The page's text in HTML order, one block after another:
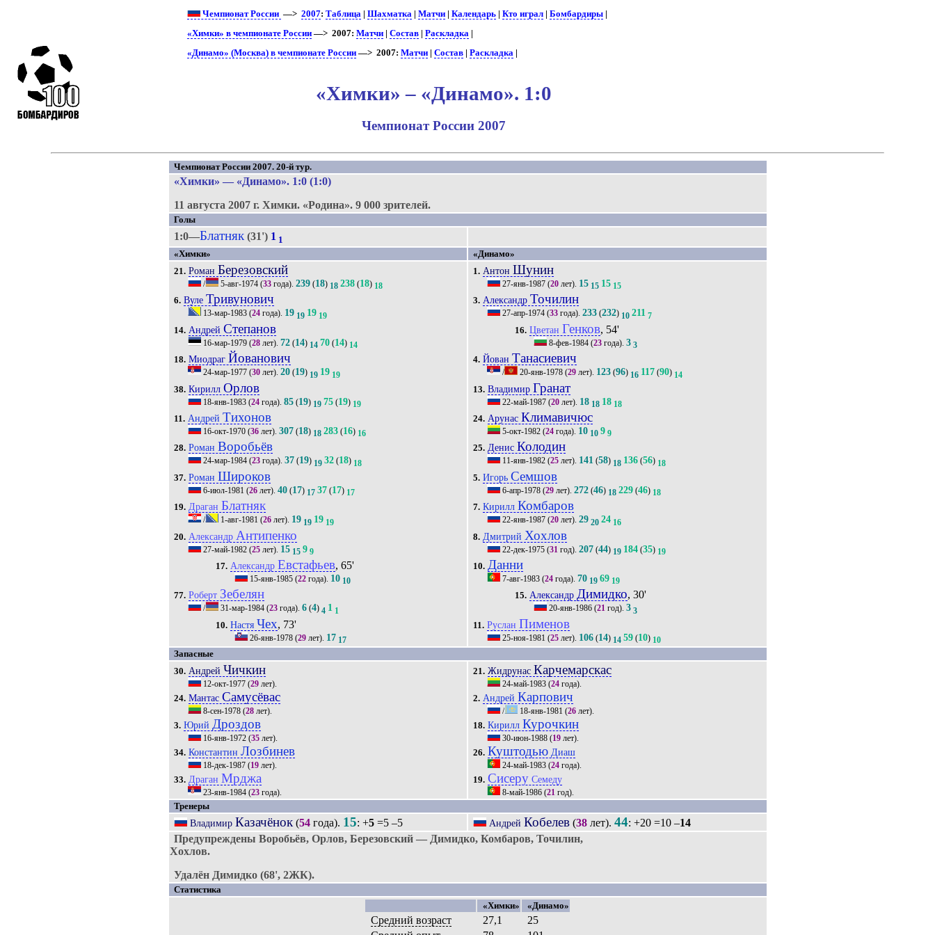
Чемпионат России —>2007:Таблица |Шахматка |Матчи |Календарь |Кто играл |Бомбардиры
«Химки» в чемпионате России —> 2007:Матчи |Состав |Раскладка |
«Динамо» (Москва) в чемпионате России —> 2007:Матчи |Состав |Раскладка |
«Химки» – «Динамо». 1:0
Чемпионат России 2007
Чемпионат России 2007. 20-й тур.
«Химки» — «Динамо». 1:0 (1:0)
11 августа 2007 г.Химки. «Родина».9 000 зрителей.
Голы
1:0—Блатняк (31') 1 1
«Химки»
«Динамо»
21. Роман Березовский
/ 5-авг-1974 (33 года).239 (18) 18 238 (18) 18
6. ВулеТривунович
13-мар-1983 (24 года). 19 19 19 19
14. АндрейСтепанов
16-мар-1979 (28 лет).72 (14) 14 70 (14) 14
18. Миодраг Йованович
24-мар-1977 (30 лет).20 (19) 19 19 19
38. КириллОрлов
18-янв-1983 (24 года).85 (19) 19 75 (19) 19
11. АндрейТихонов
16-окт-1970 (36 лет).307 (18) 18 283 (16) 16
28. РоманВоробьёв
24-мар-1984 (23 года).37 (19) 19 32 (18) 18
37. Роман Широков
6-июл-1981 (26 лет).40 (17) 17 37 (17) 17
19. Драган Блатняк
/ 1-авг-1981 (26 лет). 19 19 19 19
20. Александр Антипенко
27-май-1982 (25 лет). 15 15 9 9
17. Александр Евстафьев, 65'
15-янв-1985(22года). 10 10
77. Роберт Зебелян
/ 31-мар-1984 (23 года).6 (4) 4 1 1
10. Настя Чех, 73'
26-янв-1978(29лет). 17 17
1. Антон Шунин
27-янв-1987 (20 лет). 15 15 15 15
3. АлександрТочилин
27-апр-1974 (33 года).233 (232) 10 211 7
16. Цветан Генков, 54'
8-фев-1984(23года). 3 3
4. ЙованТанасиевич
/ 20-янв-1978 (29 лет). 123 (96) 16 117 (90) 14
13. Владимир Гранат
22-май-1987 (20 лет). 18 18 18 18
24. Арунас Климавичюс
5-окт-1982 (24 года). 10 10 9 9
25. ДенисКолодин
11-янв-1982 (25 лет). 141 (58) 18 136 (56) 18
5. ИгорьСемшов
6-апр-1978 (29 лет).272 (46) 18 229 (46) 18
7. Кирилл Комбаров
22-янв-1987 (20 лет).29 20 24 16
8. Дмитрий Хохлов
22-дек-1975 (31 год).207 (44) 19 184 (35) 19
10. Данни
7-авг-1983 (24 года).70 19 69 19
15. АлександрДимидко, 30'
20-янв-1986(21год). 3 3
11. Руслан Пименов
25-ноя-1981 (25 лет). 106 (14) 14 59 (10) 10
Запасные
30. Андрей Чичкин
12-окт-1977 (29 лет).
24. МантасСамусёвас
8-сен-1978 (28 лет).
3. Юрий Дроздов
16-янв-1972 (35 лет).
34. КонстантинЛозбинев
18-дек-1987 (19 лет).
33. Драган Мрджа
23-янв-1984 (23 года).
21. Жидрунас Карчемарскас
24-май-1983 (24 года).
2. Андрей Карпович
/ 18-янв-1981 (26 лет).
18. Кирилл Курочкин
30-июн-1988 (19 лет).
26. Куштодью Диаш
24-май-1983 (24 года).
19. Сисеру Семеду
8-май-1986 (21 год).
Тренеры
Владимир Казачёнок (54 года). 15: +5 =5 –5 Андрей Кобелев (38 лет).44: +20 =10 –14
Предупреждены Воробьёв, Орлов, Березовский — Димидко, Комбаров, Точилин,
Хохлов.
Удалён Димидко (68', 2ЖК).
Статистика
«Химки»
«Динамо»
Средний возраст 27,1
25